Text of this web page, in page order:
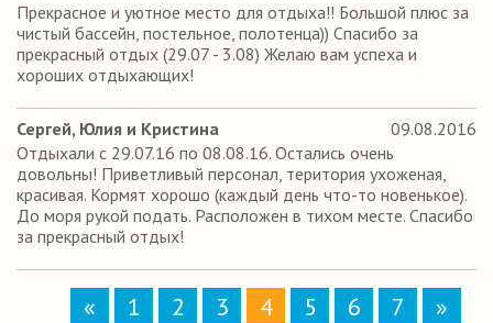
Прекрасное и уютное место для отдыха!! Большой плюс за
чистый бассейн, постельное, полотенца)) Спасибо за
прекрасный отдых (29.07 - 3.08) Желаю вам успеха и
хороших отдыхающих!
Сергей, Юлия и Кристина
09.08.2016
Отдыхали с 29.07.16 по 08.08.16. Остались очень
довольны! Приветливый персонал, територия ухоженая,
красивая. Кормят хорошо (каждый день что-то новенькое).
До моря рукой подать. Расположен в тихом месте. Спасибо
за прекрасный отдых!
« 1 2 3 4 5 6 7 »